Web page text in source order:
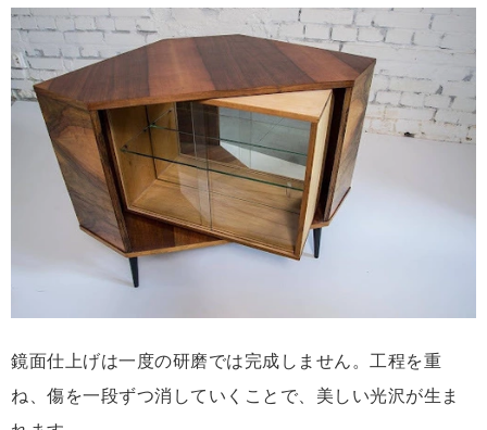
鏡面仕上げは一度の研磨では完成しません。工程を重
ね、傷を一段ずつ消していくことで、美しい光沢が生ま